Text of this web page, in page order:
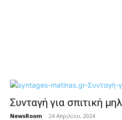
Συνταγή για σπιτική
NewsRoom - 24 Απριλίου, 2024